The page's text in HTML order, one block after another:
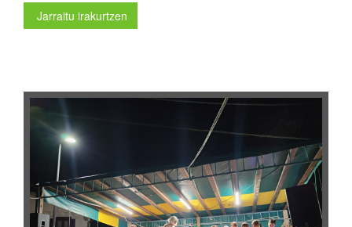
Jarraitu irakurtzen